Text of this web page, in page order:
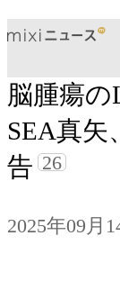
脳腫瘍
SEA真矢
告 26
2025年09月